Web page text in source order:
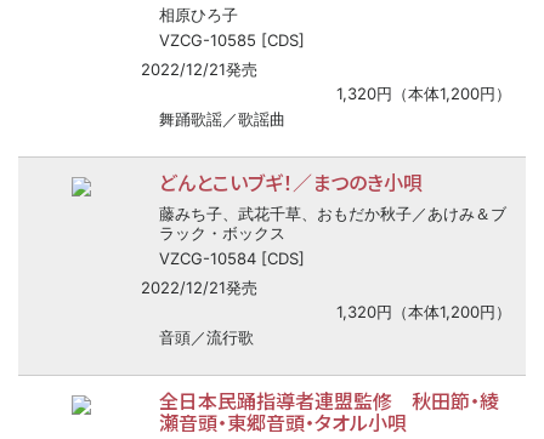
相原ひろ子
VZCG-10585 [CDS]
2022/12/21発売
1,320円（本体1,200円）
舞踊歌謡／歌謡曲
どんとこいブギ！／まつのき小唄
藤みち子、武花千草、おもだか秋子／あけみ＆ブ
ラック・ボックス
VZCG-10584 [CDS]
2022/12/21発売
1,320円（本体1,200円）
音頭／流行歌
全日本民踊指導者連盟監修 秋田節・綾
瀬音頭・東郷音頭・タオル小唄